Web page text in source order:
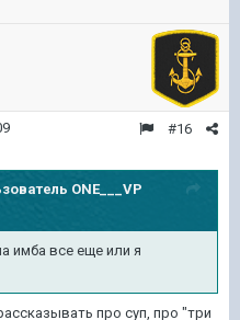
#16
ONE___VP
имба все еще или я
про суп, про "три